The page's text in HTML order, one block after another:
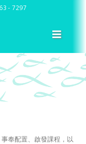
- 7297
奉配置、啟發課程，以